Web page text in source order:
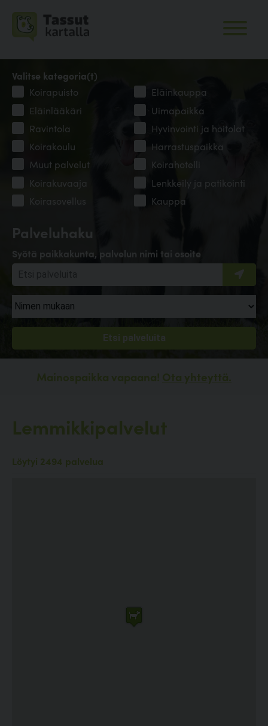
Palveluhaku
Syötä paikkakunta, palvelun nimi tai osoite
Valitse kategoria(t)
Koirapuisto
Eläinkauppa
Eläinlääkäri
Uimapaikka
Ravintola
Hyvinvointi ja hoitolat
Koirakoulu
Harrastuspaikka
Muut palvelut
Koirahotelli
Koirakuvaaja
Lenkkeily ja patikointi
Koirasovellus
Kauppa
Mainospaikka vapaana! Ota yhteyttä.
Lemmikkipalvelut
Löytyi 2494 palvelua